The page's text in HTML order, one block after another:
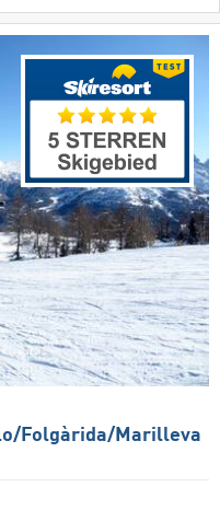
​Folgàrida/​Marilleva